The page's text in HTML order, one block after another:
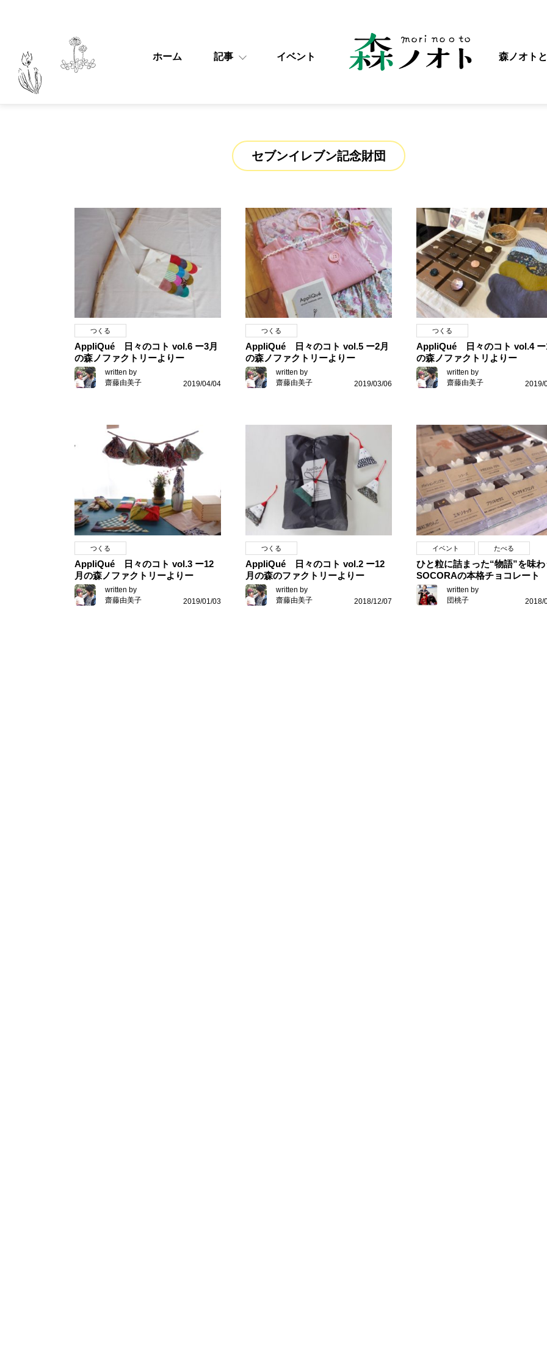
ホーム 記事 イベント 森ノオト
セブンイレブン記念財団
つくる
AppliQué 日々のコト vol.6 ー3月
の森ノファクトリーよりー
written by
齋藤由美子
2019/04/04
つくる
AppliQué 日々のコト vol.5 ー2月
の森ノファクトリーよりー
written by
齋藤由美子
2019/03/06
つくる
AppliQué 日々のコト vol.4 ー
の森ノファクトリよりー
written by
齋藤由美子
2019/
つくる
AppliQué 日々のコト vol.3 ー12
月の森ノファクトリーよりー
written by
齋藤由美子
2019/01/03
つくる
AppliQué 日々のコト vol.2 ー12
月の森のファクトリーよりー
written by
齋藤由美子
2018/12/07
イベント たべる
ひと粒に詰まった“物語”を味わ
SOCORAの本格チョコレート
written by
団桃子
2018/